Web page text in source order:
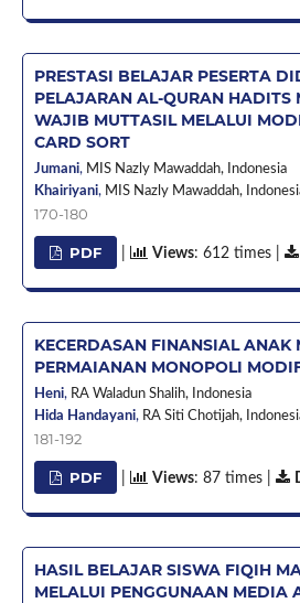
PRESTASI BELAJAR PESERTA
PELAJARAN AL-QURAN HADITS
WAJIB MUTTASIL MELALUI
CARD SORT
Jumani, MIS Nazly Mawaddah,
Indonesia
Khairiyani, MIS Nazly Mawaddah,
170-180
PDF Views: 612 times |
KECERDASAN FINANSIAL ANAK
PERMAIANAN MONOPOLI
Heni, RA Waladun Shalih,
Indonesia
Hida Handayani, RA Siti Chotijah,
181-192
PDF Views: 87 times |
HASIL BELAJAR SISWA FIQIH
MELALUI PENGGUNAAN MEDIA